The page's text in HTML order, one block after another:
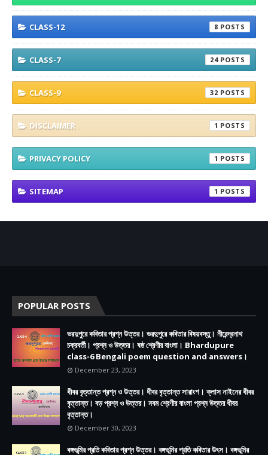
CLASS-12 8
CLASS-7 24
CLASS-9 32
DISCLAIMER 1
PRIVACY POLICY 1
SITEMAP 1
POPULAR POSTS
ভরদুপুরে কবিতার প্রশ্ন উত্তর। ভরদুপুরে কবিতার বিষয়বস্তু। নীরেন্দ্রনাথ
চক্রবর্তী। প্রশ্ন ও উত্তর। ষষ্ঠ শ্রেণীর বাংলা। Bhardupure
class-6 Bengali poem question and answers।
December 23, 2023
ধীবর বৃত্তান্ত প্রশ্ন ও উত্তর। ধীবর বৃত্তান্ত সারাংশ। ক্লাস নাইনের ধীবর
বৃত্তান্ত। বড় প্রশ্ন ও উত্তর। নবম শ্রেণীর বাংলা প্রশ্ন উত্তর ধীবর
বৃত্তান্ত।
December 30, 2023
বঙ্গভূমির প্রতি কবিতার প্রশ্ন উত্তর। বঙ্গভূমির প্রতি কবিতার উৎস। বঙ্গভূমির